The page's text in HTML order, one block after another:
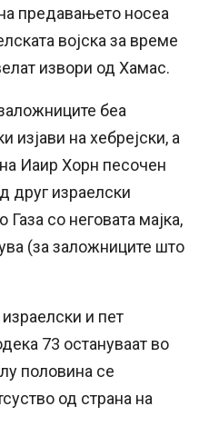
предавањето носеа
војска за време
извори од Хамас.
беа
изјави на хебрејски, а
Иаир Хорн песочен
друг израелски
со неговата мајка,
(за заложниците што
и пет
73 остануваат во
половина се
од страна на